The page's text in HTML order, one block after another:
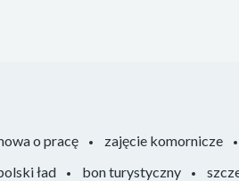
o pracę zajęcie komornicze
ład bon turystyczny